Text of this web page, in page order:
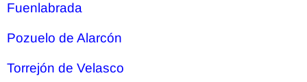
Fuenlabrada
Pozuelo de Alarcón
Torrejón de Velasco